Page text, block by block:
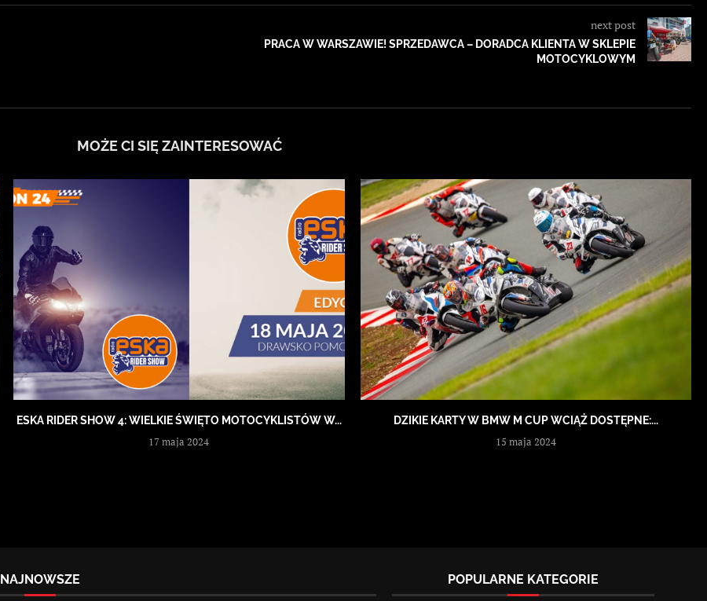
next post
PRACA W WARSZAWIE! SPRZEDAWCA – DORADCA KLIENTA W SKLEPIE
MOTOCYKLOWYM
MOŻE CI SIĘ ZAINTERESOWAĆ
ESKA RIDER SHOW 4: WIELKIE ŚWIĘTO MOTOCYKLISTÓW W...
17 maja 2024
DZIKIE KARTY W BMW M CUP WCIĄŻ DOSTĘPNE:...
15 maja 2024
NAJNOWSZE POPULARNE KATEGORIE